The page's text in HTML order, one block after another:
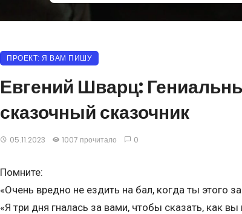
ПРОЕКТ: Я ВАМ ПИШУ
Евгений Шварц:
сказочный сказочник
05.11.2023 1007 прочитало 0
Помните:
«Очень вредно не ездить на бал, когда ты этого
«Я три дня гналась за вами, чтобы сказать, как